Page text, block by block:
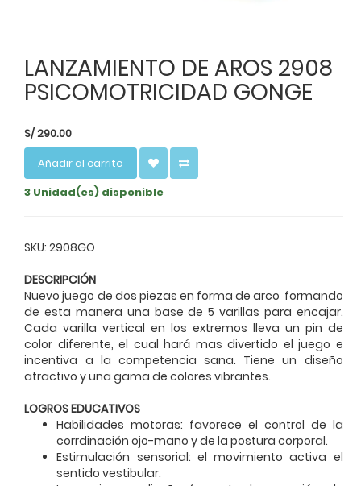
LANZAMIENTO DE AROS 2908
PSICOMOTRICIDAD GONGE
S/290.00
Añadir al carrito
3 Unidad(es) disponible
SKU: 2908GO
DESCRIPCIÓN
Nuevo juego de dos piezas en forma de arco formando
de esta manera una base de 5 varillas para encajar.
Cada varilla vertical en los extremos lleva un pin de
color diferente, el cual hará mas divertido el juego e
incentiva a la competencia sana. Tiene un diseño
atractivo y una gama de colores vibrantes.
LOGROS EDUCATIVOS
Habilidades motoras: favorece el control de la
corrdinación ojo-mano y de la postura corporal.
Estimulación sensorial: el movimiento activa el
sentido vestibular.